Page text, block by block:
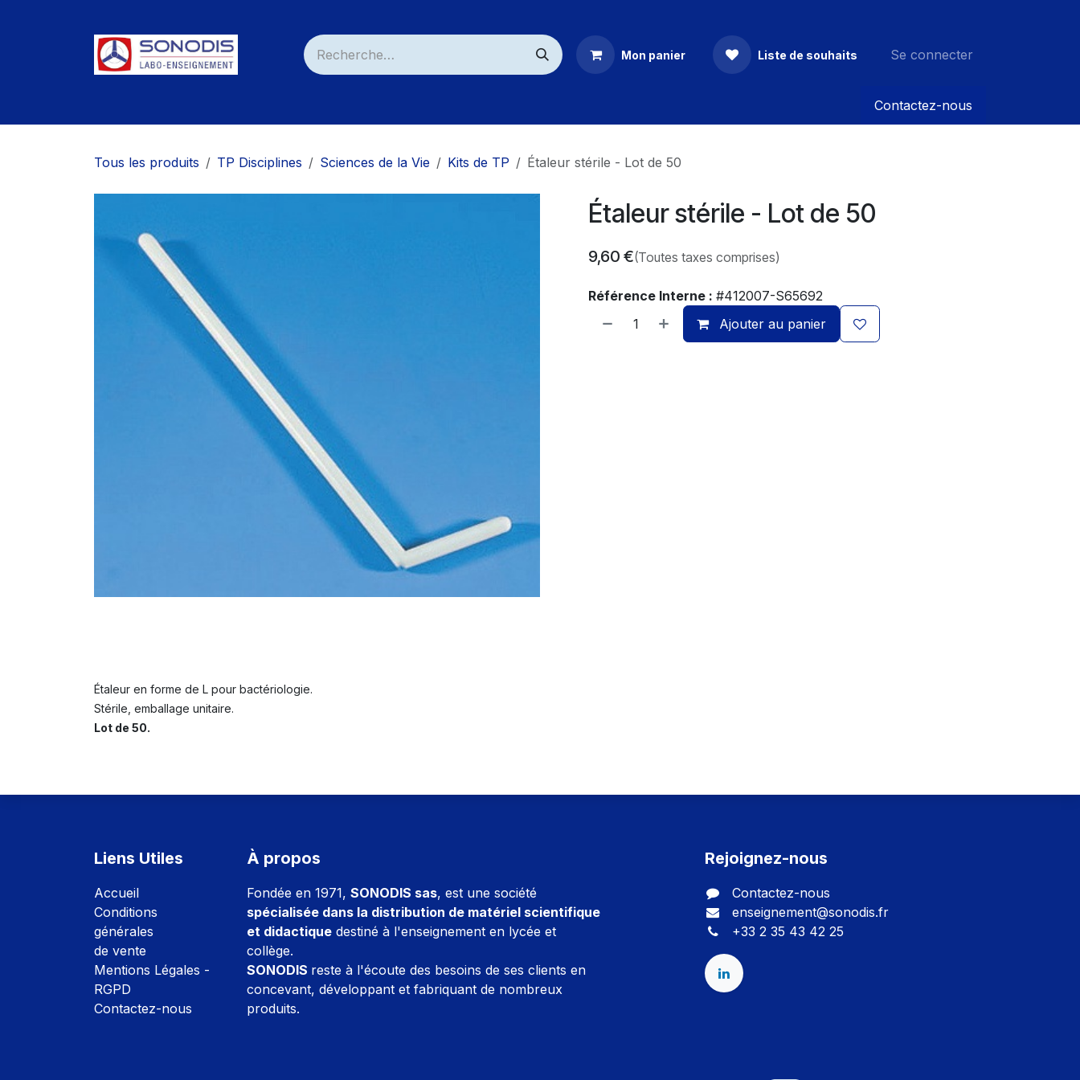
Mon panier Liste de souhaits Se connecter
Contactez-nous
Tous les produits TP Disciplines Sciences de la Vie Kits de TP Étaleur stérile - Lot de 50
Étaleur stérile - Lot de 50
9,60 €(Toutes taxes comprises)
Référence Interne : #412007-S65692
Ajouter au panier
Étaleur en forme de L pour bactériologie.
Stérile, emballage unitaire.
Lot de 50.
Liens Utiles
Accueil
Conditions
générales
de vente
Mentions Légales -
RGPD
Contactez-nous
À propos
Fondée en 1971, SONODIS sas, est une société
spécialisée dans la distribution de matériel scientifique
et didactique destiné à l'enseignement en lycée et
collège.
SONODIS reste à l'écoute des besoins de ses clients en
concevant, développant et fabriquant de nombreux
produits.
Rejoignez-nous
Contactez-nous
enseignement@sonodis.fr
+33 2 35 43 42 25